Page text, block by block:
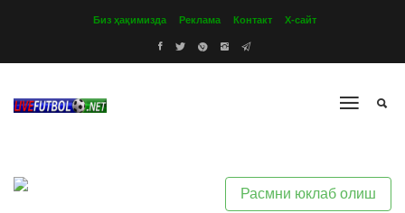
Биз ҳақимизда Реклама Контакт Х-сайт
Расмни юклаб олиш